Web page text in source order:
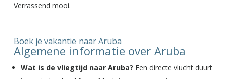
Verrassend mooi.
Boek je vakantie naar Aruba
Algemene informatie over Aruba
Wat is de vliegtijd naar Aruba? Een directe vlucht duurt